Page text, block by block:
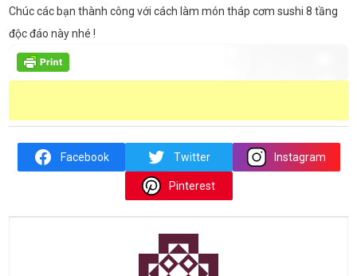
Chúc các bạn thành công với cách làm món tháp cơm sushi 8 tầng
độc đáo này nhé !
Facebook Twitter Instagram
Pinterest